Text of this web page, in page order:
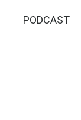
PODCAST